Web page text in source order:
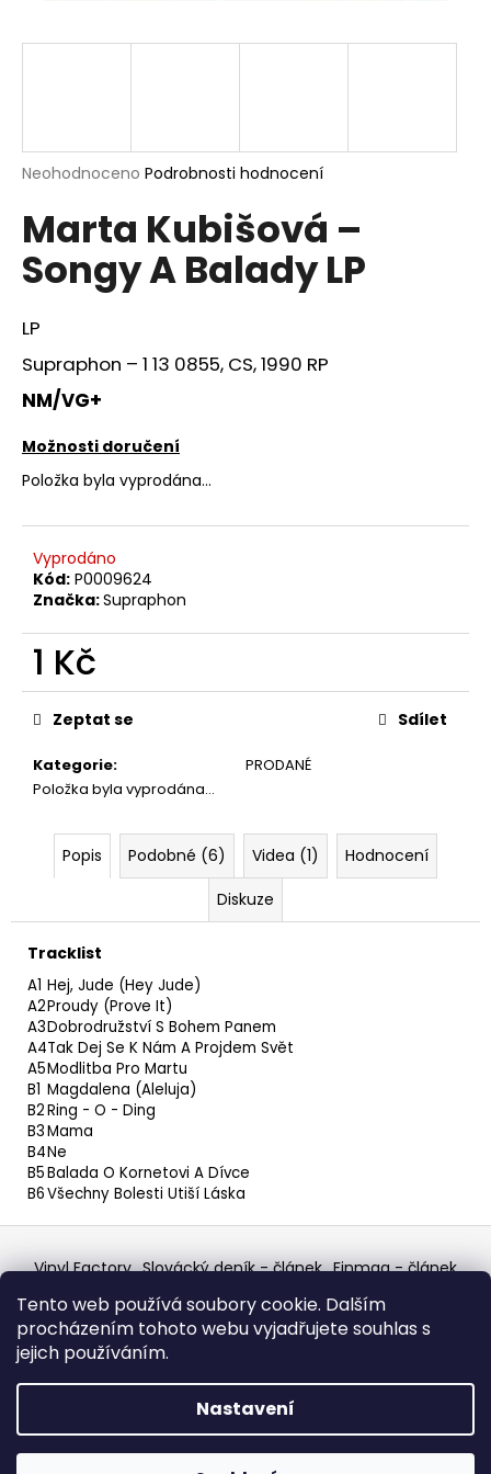
Tento web používá soubory cookie. Dalším
procházením tohoto webu vyjadřujete souhlas s
jejich používáním.
Nastavení
Průměrné
produktu
je
0,0
z
hvězdiček.
Neohodnoceno Podrobnosti hodnocení
Marta Kubišová –
Songy A Balady LP
LP
Supraphon – 1 13 0855, CS, 1990 RP
NM/VG+
Možnosti doručení
Položka byla vyprodána…
Vyprodáno
Kód: P0009624
Značka:Supraphon
1 Kč
Měrná
cena:
Kategorie:
PRODANÉ
Položka byla vyprodána…
Zeptat se Sdílet
Popis Podobné (6) Videa (1)
Hodnocení
Diskuze
Tracklist
A1 Hej, Jude (Hey Jude)
A2Proudy (Prove It)
A3Dobrodružství S Bohem Panem
A4Tak Dej Se K Nám A Projdem Svět
A5Modlitba Pro Martu
B1 Magdalena (Aleluja)
B2Ring - O - Ding
B3Mama
B4Ne
B5Balada O Kornetovi A Dívce
B6Všechny Bolesti Utiší Láska
j
?
HLEDAT
o
p
r
u
č
u
e
m
e
THE
KILLERS
SAWDUST
2LP
790
Kč
Z
á Vinyl Factory Slovácký deník - článek Finmag - článek
Discogs Profile Facebook výběr z hroznů
Top prodejce mincí Aukro
Vytvořil Shoptet
Copyright 2026W Records - osvědčený prodejce
bazarových LP, MC, CD, komiksů atd.. Všechna práva